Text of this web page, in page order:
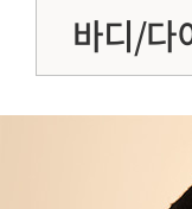
바디/다